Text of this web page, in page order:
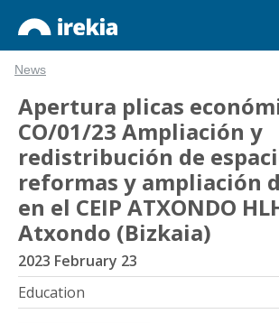
News
Apertura plicas
CO/01/23 Ampliación y
redistribución de
reformas y ampliación
en el CEIP ATXONDO
Atxondo (Bizkaia)
2023 February 23
Education